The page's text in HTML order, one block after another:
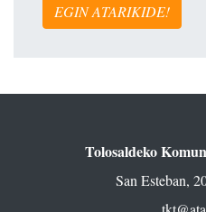
EGIN ATARIKIDE!
Tolosaldeko
San Esteban,